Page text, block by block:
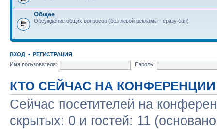
Общее
Обсуждение общих вопросов (без левой рекламы - сразу бан)
ВХОД • РЕГИСТРАЦИЯ
Имя пользователя:
Пароль:
КТО СЕЙЧАС НА КОНФЕРЕНЦИИ
Сейчас посетителей на
скрытых: 0 и гостей: 11